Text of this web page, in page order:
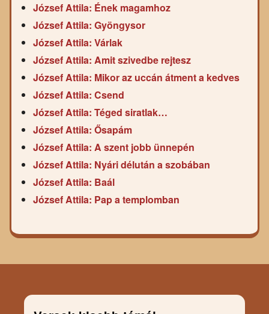
József Attila: Ének magamhoz
József Attila: Gyöngysor
József Attila: Várlak
József Attila: Amit szivedbe rejtesz
József Attila: Mikor az uccán átment a kedves
József Attila: Csend
József Attila: Téged siratlak…
József Attila: Ősapám
József Attila: A szent jobb ünnepén
József Attila: Nyári délután a szobában
József Attila: Baál
József Attila: Pap a templomban